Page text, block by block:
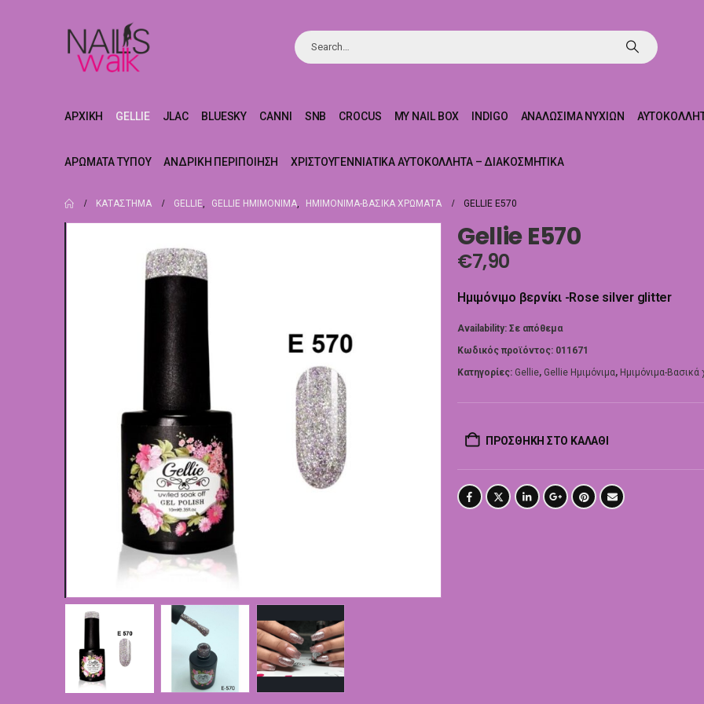
ΑΡΧΙΚΉ GELLIE JLAC BLUESKY CANNI SNB CROCUS MY NAIL BOX INDIGO ΑΝΑΛΏΣΙΜΑ ΝΥΧΙΏΝ
ΑΡΏΜΑΤΑ ΤΎΠΟΥ ΑΝΔΡΙΚΉ ΠΕΡΙΠΟΊΗΣΗ ΧΡΙΣΤΟΥΓΕΝΝΙΆΤΙΚΑ ΑΥΤΟΚΌΛΛΗΤΑ – ΔΙΑΚΟΣΜΗΤΙΚΆ
ΚΑΤΆΣΤΗΜΑ GELLIE, GELLIE ΗΜΙΜΌΝΙΜΑ, ΗΜΙΜΌΝΙΜΑ-ΒΑΣΙΚΆ ΧΡΏΜΑΤΑ GELLIE E570
Gellie E570
€7,90
Ημιμόνιμο βερνίκι -Rose silver glitter
Availability: Σε απόθεμα
Κωδικός προϊόντος: 011671
Κατηγορίες: Gellie, Gellie Ημιμόνιμα, Ημιμόνιμα-
ΠΡΟΣΘΉΚΗ ΣΤΟ ΚΑΛΆΘΙ